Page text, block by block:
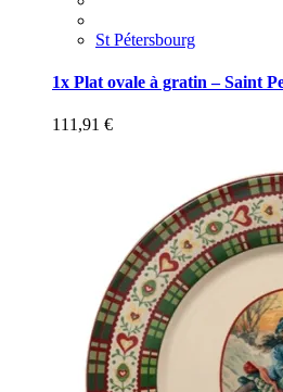
St Pétersbourg
1x Plat ovale à gratin – Saint
111,91 €